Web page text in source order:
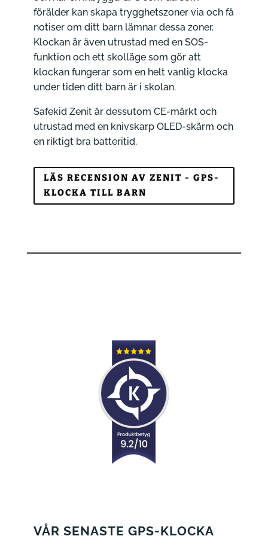
förälder kan skapa trygghetszoner via och få
notiser om ditt barn lämnar dessa zoner.
Klockan är även utrustad med en SOS-
funktion och ett skolläge som gör att
klockan fungerar som en helt vanlig klocka
under tiden ditt barn är i skolan.
Safekid Zenit är dessutom CE-märkt och
utrustad med en knivskarp OLED-skärm och
en riktigt bra batteritid.
LÄS RECENSION AV ZENIT - GPS-
KLOCKA TILL BARN
VÅR SENASTE GPS-KLOCKA